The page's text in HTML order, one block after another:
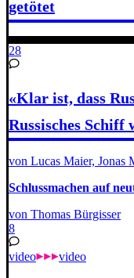
getötet
28
«Klar ist, dass
Russisches
von Lucas Maier, Jonas
Schluss­ma­chen auf
von Thomas Bürgisser
8
video video